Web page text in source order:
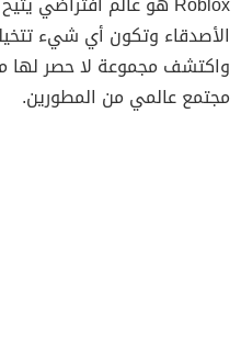
الأصدقاء وتكون أي شيء
واكتشف مجموعة لا حصر لها
مجتمع عالمي من المطورين.